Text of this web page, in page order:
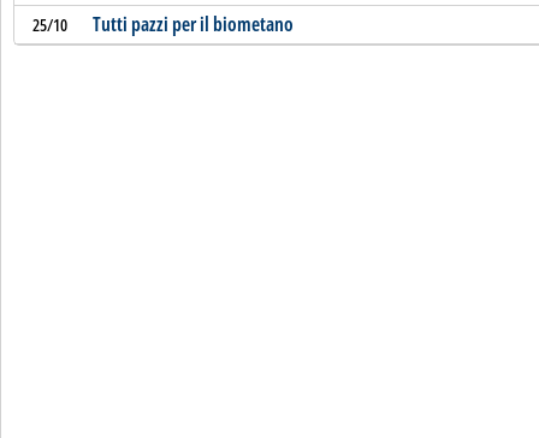
25/10 Tutti pazzi per il biometano